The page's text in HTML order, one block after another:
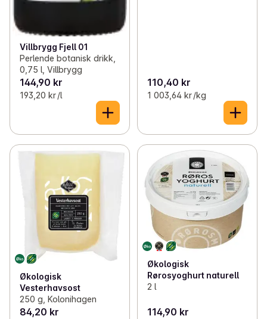
Villbrygg Fjell 01
Perlende botanisk drikk,
0,75 l, Villbrygg
144,90 kr
193,20 kr /l
110,40 kr
1 003,64 kr /kg
Økologisk
Vesterhavsost
250 g, Kolonihagen
84,20 kr
Økologisk
Rørosyoghurt naturell
2 l
114,90 kr